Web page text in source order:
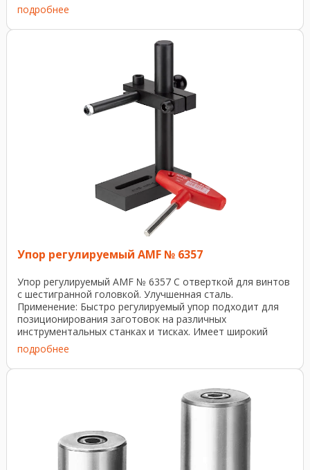
подробнее
Упор регулируемый AMF № 6357
Упор регулируемый AMF № 6357 С отверткой для винтов
с шестигранной головкой. Улучшенная сталь.
Применение: Быстро регулируемый упор подходит для
позиционирования заготовок на различных
инструментальных станках и тисках. Имеет широкий
диапазон ...
подробнее